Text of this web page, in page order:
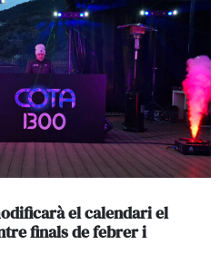
el calendari el
finals de febrer i